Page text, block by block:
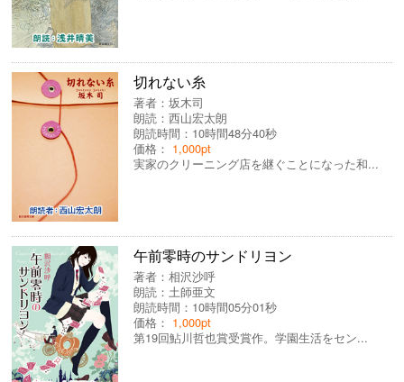
切れない糸
著者：坂木司
朗読：西山宏太朗
朗読時間：10時間48分40秒
価格： 1,000pt
実家のクリーニング店を継ぐことになった和...
午前零時のサンドリヨン
著者：相沢沙呼
朗読：土師亜文
朗読時間：10時間05分01秒
価格： 1,000pt
第19回鮎川哲也賞受賞作。学園生活をセン...